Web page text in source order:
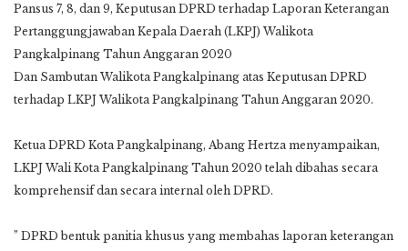
Pansus 7, 8, dan 9, Keputusan DPRD terhadap Laporan Keterangan
Pertanggungjawaban Kepala Daerah (LKPJ) Walikota
Pangkalpinang Tahun Anggaran 2020
Dan Sambutan Walikota Pangkalpinang atas Keputusan DPRD
terhadap LKPJ Walikota Pangkalpinang Tahun Anggaran 2020.
Ketua DPRD Kota Pangkalpinang, Abang Hertza menyampaikan,
LKPJ Wali Kota Pangkalpinang Tahun 2020 telah dibahas secara
komprehensif dan secara internal oleh DPRD.
” DPRD bentuk panitia khusus yang membahas laporan keterangan